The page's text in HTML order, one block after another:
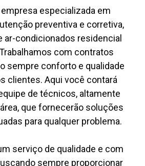
especializada em
preventiva e corretiva,
ar-condicionados residencial
com contratos
sempre conforto e qualidade
clientes. Aqui você contará
de técnicos, altamente
que fornecerão soluções
para qualquer problema.
serviço de qualidade e com
sempre proporcionar